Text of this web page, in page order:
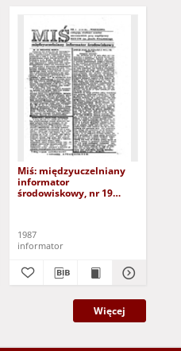
Miś: międzyuczelniany
informator
środowiskowy, nr 19
1987
informator
Więcej